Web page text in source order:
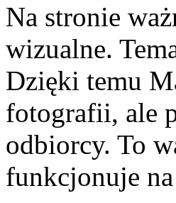
Na stronie
wizualne.
Dzięki temu
fotografii, ale
odbiorcy. To
funkcjonuje